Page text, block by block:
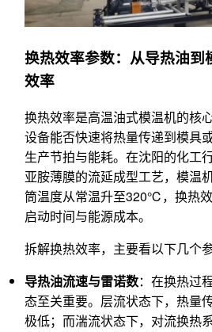
换热效率参数：从导热油到
效率
换热效率是高温油式模温机的核
设备能否快速将热量传递到模具
生产节拍与能耗。在沈阳的化工
亚胺薄膜的流延成型工艺，模温
筒温度从常温升至320℃，换热
启动时间与能源成本。
拆解换热效率，主要看以下几个参
导热油流速与雷诺数：在换热过
态至关重要。层流状态下，热量
极低；而湍流状态下，对流换热